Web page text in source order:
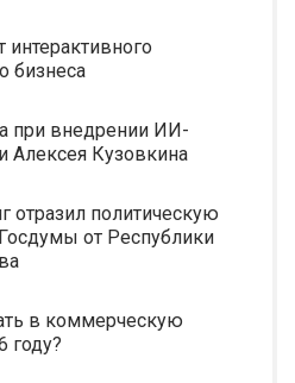
интерактивного
бизнеса
при внедрении ИИ-
Алексея Кузовкина
отразил политическую
от Республики
в коммерческую
году?